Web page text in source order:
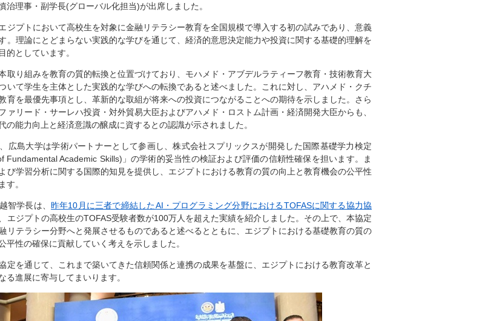
治理事・副学長(グローバル化担当)が出席しました。
ジプトにおいて高校生を対象に金融リテラシー教育を全国規模で導入する初の試みであり、意義
。理論にとどまらない実践的な学びを通じて、経済的意思決定能力や投資に関する基礎的理解を
的としています。
取り組みを教育の質的転換と位置づけており、モハメド・アブデルラティーフ教育・技術教育大
いて学生を主体とした実践的な学びへの転換であると述べました。これに対し、アハメド・クチ
育を最優先事項とし、革新的な取組が将来への投資につながることへの期待を示しました。さら
ァリード・サーレハ投資・対外貿易大臣およびアハメド・ロストム計画・経済開発大臣からも、
の能力向上と経済意識の醸成に資するとの認識が示されました。
広島大学は学術パートナーとして参画し、株式会社スプリックスが開発した国際基礎学力検定
Fundamental Academic Skills)」の学術的妥当性の検証および評価の信頼性確保を担います。ま
び学習分析に関する国際的知見を提供し、エジプトにおける教育の質の向上と教育機会の公平性
す。
智学長は、昨年10月に三者で締結したAI・プログラミング分野におけるTOFASに関する協力協
エジプトの高校生のTOFAS受験者数が100万人を超えた実績を紹介しました。その上で、本協定
リテラシー分野へと発展させるものであると述べるとともに、エジプトにおける基礎教育の質の
平性の確保に貢献していく考えを示しました。
定を通じて、これまで築いてきた信頼関係と連携の成果を基盤に、エジプトにおける教育改革と
る進展に寄与してまいります。